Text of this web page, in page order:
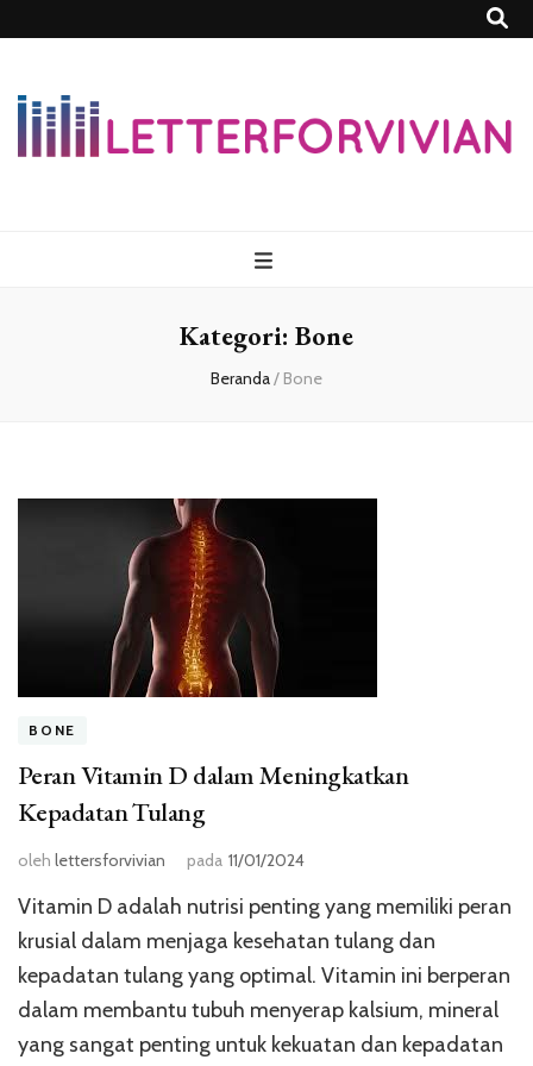
Kategori: Bone
Beranda/ Bone
BONE
Peran Vitamin D dalam Meningkatkan
Kepadatan Tulang
oleh lettersforvivian pada 11/01/2024
Vitamin D adalah nutrisi penting yang memiliki peran
krusial dalam menjaga kesehatan tulang dan
kepadatan tulang yang optimal. Vitamin ini berperan
dalam membantu tubuh menyerap kalsium, mineral
yang sangat penting untuk kekuatan dan kepadatan